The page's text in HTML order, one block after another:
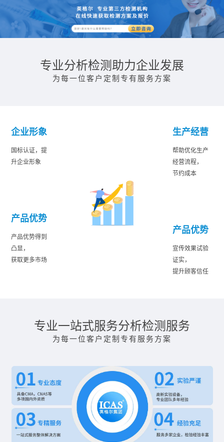
专业分析检测助力企业发展
为每一位客户定制专有服务方案
企业形象
国标认证，提
升企业形象
产品优势
产品优势得到
凸显，
获取更多市场
生产经营
帮助优化生产
经营流程，
节约成本
产品优势
宣传效果试验
证实，
提升顾客信任
专业一站式服务分析检测服务
为每一位客户定制专有服务方案